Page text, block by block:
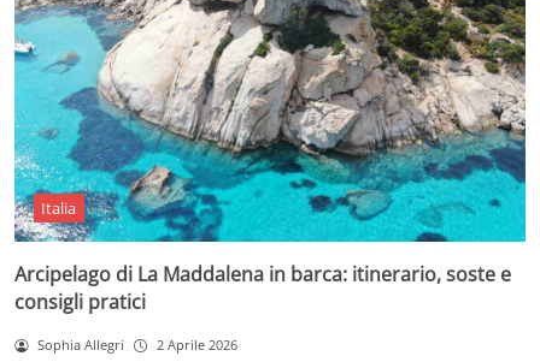
Italia
Arcipelago di La Maddalena in barca: itinerario, soste e
consigli pratici
Sophia Allegri 2 Aprile 2026